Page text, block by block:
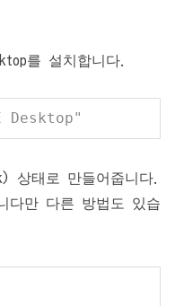
를 설치합니다.
Desktop"
상태로 만들어줍니다.
다만 다른 방법도 있습